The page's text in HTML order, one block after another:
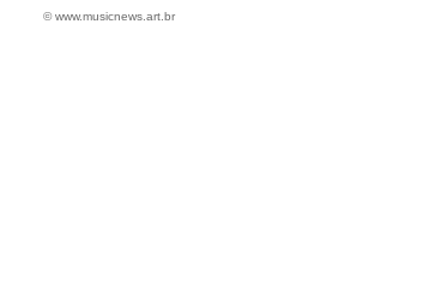
© www.musicnews.art.br